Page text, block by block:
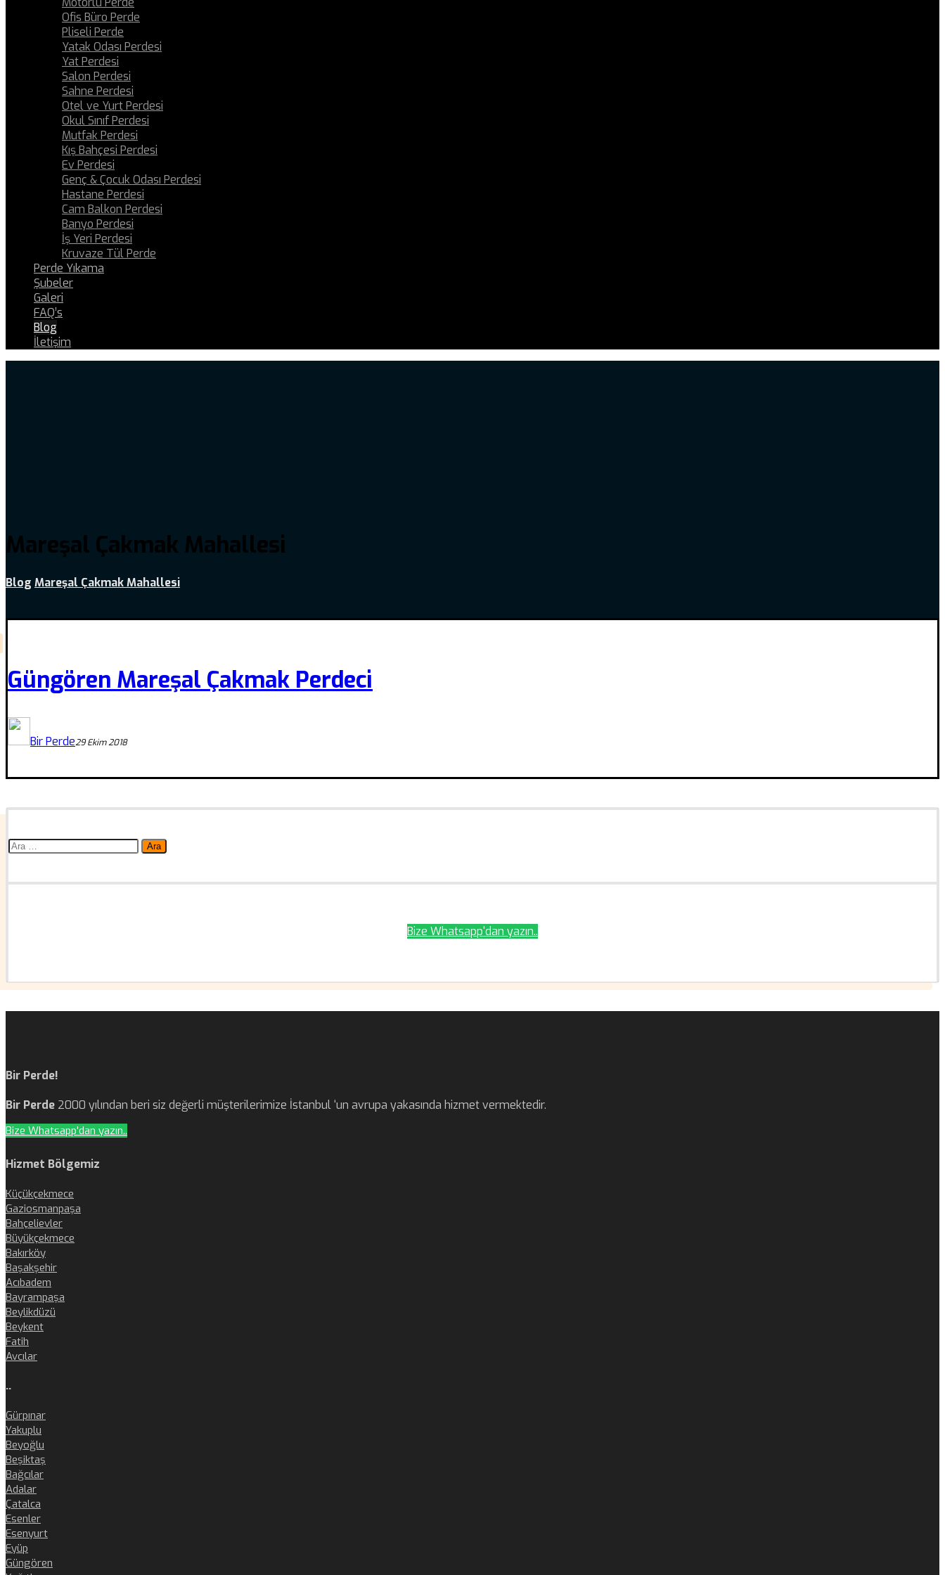
Ofis Büro Perde
Pliseli Perde
Yatak Odası Perdesi
Yat Perdesi
Salon Perdesi
Sahne Perdesi
Otel ve Yurt Perdesi
Okul Sınıf Perdesi
Mutfak Perdesi
Kış Bahçesi Perdesi
Ev Perdesi
Genç & Çocuk Odası Perdesi
Hastane Perdesi
Cam Balkon Perdesi
Banyo Perdesi
İş Yeri Perdesi
Kruvaze Tül Perde
Perde Yıkama
Şubeler
Galeri
FAQ’s
Blog
İletişim
Mareşal Çakmak Mahallesi
Blog Mareşal Çakmak Mahallesi
Güngören Mareşal Çakmak Perdeci
Bir Perde29 Ekim 2018
Arama:
Bize Whatsapp'dan yazın..
Bir Perde!
Bir Perde 2000 yılından beri siz değerli müşterilerimize İstanbul ‘un avrupa yakasında hizmet vermektedir.
Bize Whatsapp'dan yazın..
Hizmet Bölgemiz
Küçükçekmece
Gaziosmanpaşa
Bahçelievler
Büyükçekmece
Bakırköy
Başakşehir
Acıbadem
Bayrampaşa
Beylikdüzü
Beykent
Fatih
Avcılar
..
Gürpınar
Yakuplu
Beyoğlu
Beşiktaş
Bağcılar
Adalar
Çatalca
Esenler
Esenyurt
Eyüp
Güngören